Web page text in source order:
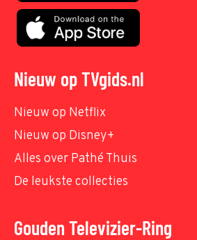
Nieuw op TVgids.nl
Nieuw op Netflix
Nieuw op Disney+
Alles over Pathé Thuis
De leukste collecties
Gouden Televizier-Ring